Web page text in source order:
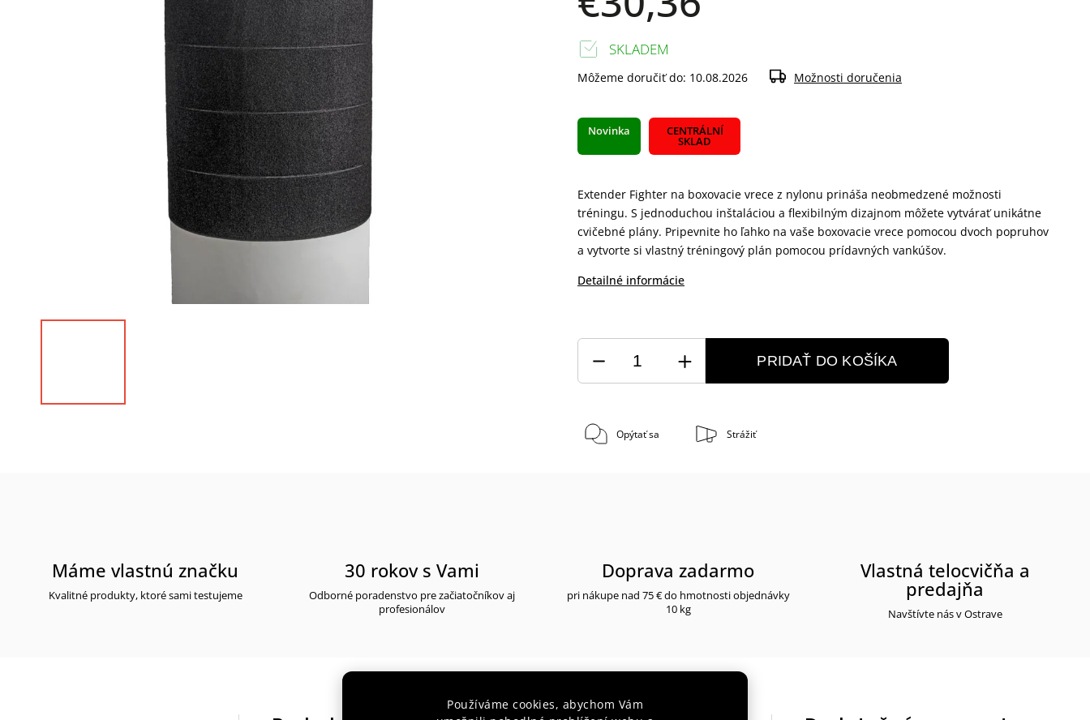
Používáme cookies, abychom Vám
Novinka CENTRÁLNÍ
SKLAD
Extender Fighter na boxovacie vrece z nylonu prináša neobmedzené možnosti
tréningu. S jednoduchou inštaláciou a flexibilným dizajnom môžete vytvárať unikátne
cvičebné plány. Pripevnite ho ľahko na vaše boxovacie vrece pomocou dvoch popruhov
a vytvorte si vlastný tréningový plán pomocou prídavných vankúšov.
Detailné informácie
SKLADEM
Môžeme doručiť do: 10.08.2026 Možnosti doručenia
PRIDAŤ DO KOŠÍKA
Opýtať sa Strážiť
Máme vlastnú značku
Kvalitné produkty, ktoré sami testujeme
30 rokov s Vami
Odborné poradenstvo pre začiatočníkov aj
profesionálov
Doprava zadarmo
pri nákupe nad 75 € do hmotnosti objednávky
10 kg
Vlastná telocvičňa a
predajňa
Navštívte nás v Ostrave